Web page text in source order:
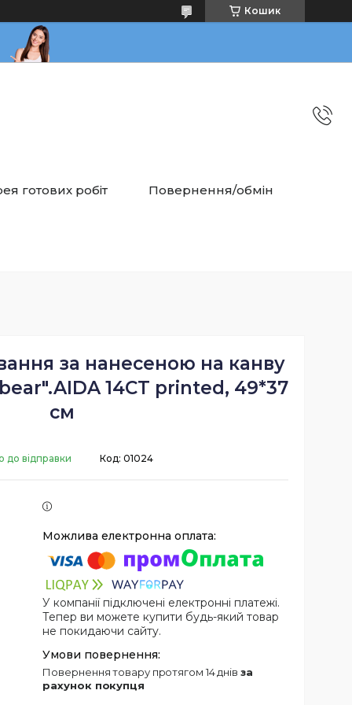
Кошик
готових робіт Повернення/обмін
за нанесеною на канву
14CT printed, 49*37
см
до відправки Код: 01024
У компанії підключені електронні платежі.
Тепер ви можете купити будь-який товар
не покидаючи сайту.
повернення товару протягом 14 днів за
рахунок покупця